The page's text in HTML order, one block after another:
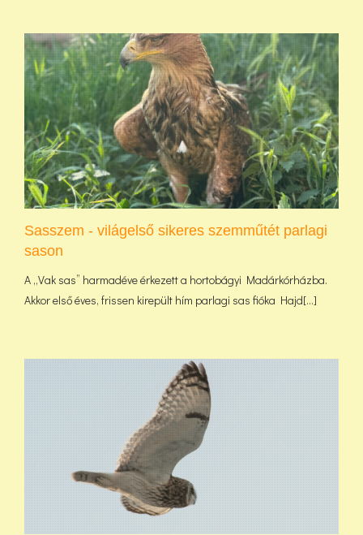
Sasszem - világelső sikeres szemműtét parlagi
sason
A „Vak sas” harmadéve érkezett a hortobágyi Madárkórházba.
Akkor első éves, frissen kirepült hím parlagi sas fióka Hajd[...]